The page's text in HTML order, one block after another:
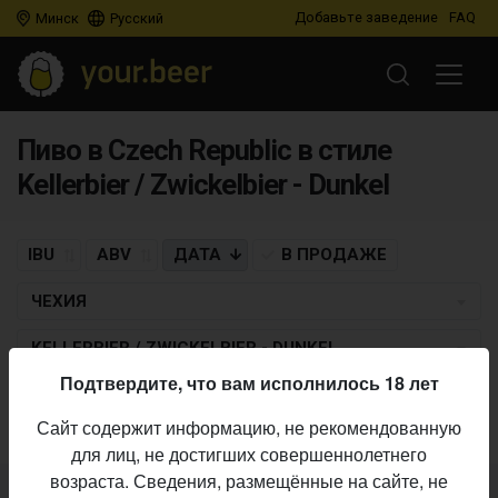
Минск Русский Добавьте заведение FAQ
Пиво в Czech Republic в стиле
Kellerbier / Zwickelbier - Dunkel
IBU ABV ДАТА В ПРОДАЖЕ
ЧЕХИЯ
KELLERBIER / ZWICKELBIER - DUNKEL
Пиво по заданным критериям не найдено
Подтвердите, что вам исполнилось 18 лет
Сайт содержит информацию, не рекомендованную
для лиц, не достигших совершеннолетнего
возраста. Сведения, размещённые на сайте, не